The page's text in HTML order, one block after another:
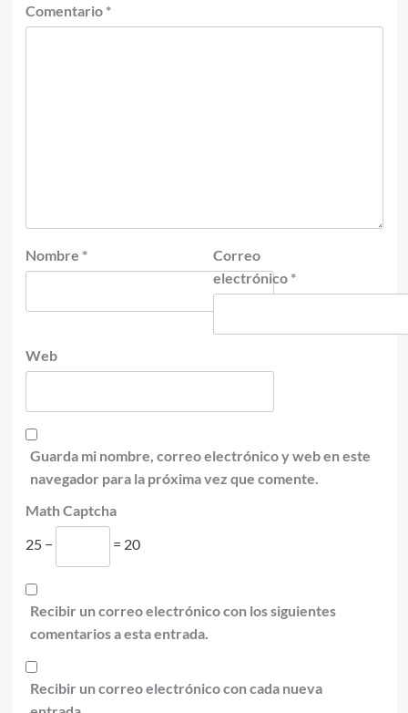
Comentario *
Nombre *
Correo
electrónico *
Web
Guarda mi nombre, correo electrónico y web en este
navegador para la próxima vez que comente.
Math Captcha
25 −
= 20
Recibir un correo electrónico con los siguientes
comentarios a esta entrada.
Recibir un correo electrónico con cada nueva